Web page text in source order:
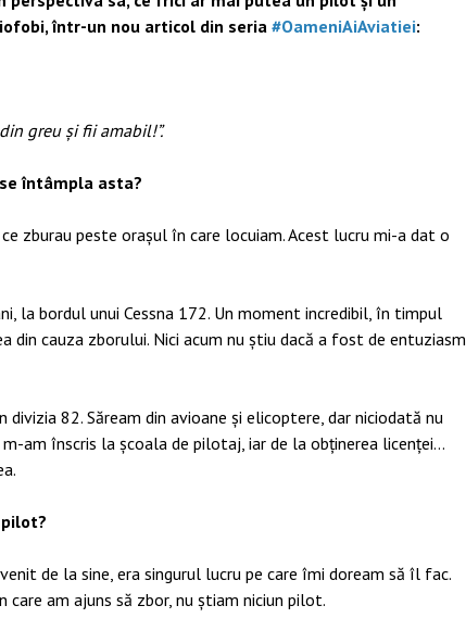
într-un nou articol din seria #OameniAiAviatiei:
greu și fii amabil!”.
întâmpla asta?
zburau peste orașul în care locuiam. Acest lucru mi-a dat o
la bordul unui Cessna 172. Un moment incredibil, în timpul
din cauza zborului. Nici acum nu știu dacă a fost de entuziasm
82. Săream din avioane și elicoptere, dar niciodată nu
am înscris la școala de pilotaj, iar de la obținerea licenței…
pilot?
de la sine, era singurul lucru pe care îmi doream să îl fac.
am ajuns să zbor, nu știam niciun pilot.